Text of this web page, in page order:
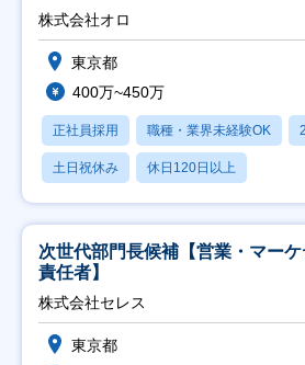
修充実】
株式会社オロ
東京都
400万~450万
正社員採用 職種・業界未経験OK
土日祝休み 休日120日以上
次世代部門長候補【営業・マー
責任者】
株式会社セレス
東京都